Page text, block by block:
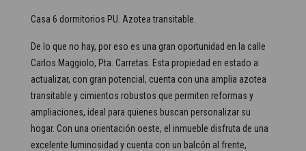
Casa 6 dormitorios PU. Azotea transitable.
De lo que no hay, por eso es una gran oportunidad en la calle
Carlos Maggiolo, Pta. Carretas. Esta propiedad en estado a
actualizar, con gran potencial, cuenta con una amplia azotea
transitable y cimientos robustos que permiten reformas y
ampliaciones, ideal para quienes buscan personalizar su
hogar. Con una orientación oeste, el inmueble disfruta de una
excelente luminosidad y cuenta con un balcón al frente,